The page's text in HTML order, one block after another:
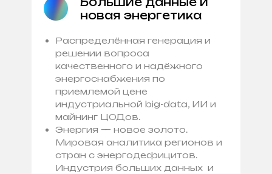
новая энергетика
Распределённая генерация и
решении вопроса
качественного и надёжного
энергоснабжения по
приемлемой цене
индустриальной big-data, ИИ и
майнинг ЦОДов.
Энергия — новое золото.
Мировая аналитика регионов и
стран с энергодефицитов.
Индустрия больших данных и